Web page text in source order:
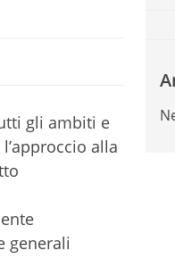
gli ambiti e
alla
generali